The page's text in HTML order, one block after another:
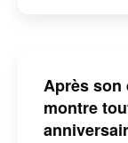
Après son
montre